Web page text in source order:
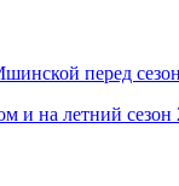
и на летний сезон